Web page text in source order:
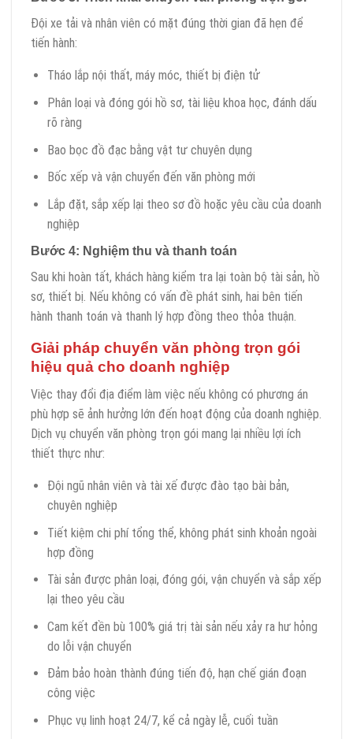
Đội xe tải và nhân viên có mặt đúng thời gian đã hẹn để
tiến hành:
Tháo lắp nội thất, máy móc, thiết bị điện tử
Phân loại và đóng gói hồ sơ, tài liệu khoa học, đánh dấu
rõ ràng
Bao bọc đồ đạc bằng vật tư chuyên dụng
Bốc xếp và vận chuyển đến văn phòng mới
Lắp đặt, sắp xếp lại theo sơ đồ hoặc yêu cầu của doanh
nghiệp
Bước 4: Nghiệm thu và thanh toán
Sau khi hoàn tất, khách hàng kiểm tra lại toàn bộ tài sản, hồ
sơ, thiết bị. Nếu không có vấn đề phát sinh, hai bên tiến
hành thanh toán và thanh lý hợp đồng theo thỏa thuận.
Giải pháp chuyển văn phòng trọn gói
hiệu quả cho doanh nghiệp
Việc thay đổi địa điểm làm việc nếu không có phương án
phù hợp sẽ ảnh hưởng lớn đến hoạt động của doanh nghiệp.
Dịch vụ chuyển văn phòng trọn gói mang lại nhiều lợi ích
thiết thực như:
Đội ngũ nhân viên và tài xế được đào tạo bài bản,
chuyên nghiệp
Tiết kiệm chi phí tổng thể, không phát sinh khoản ngoài
hợp đồng
Tài sản được phân loại, đóng gói, vận chuyển và sắp xếp
lại theo yêu cầu
Cam kết đền bù 100% giá trị tài sản nếu xảy ra hư hỏng
do lỗi vận chuyển
Đảm bảo hoàn thành đúng tiến độ, hạn chế gián đoạn
công việc
Phục vụ linh hoạt 24/7, kể cả ngày lễ, cuối tuần